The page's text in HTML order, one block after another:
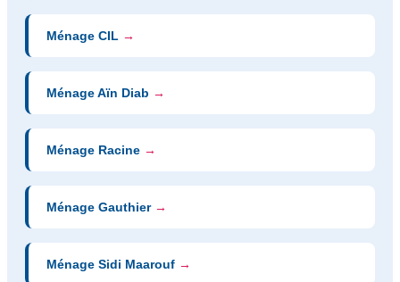
Ménage CIL →
Ménage Aïn Diab →
Ménage Racine →
Ménage Gauthier →
Ménage Sidi Maarouf →